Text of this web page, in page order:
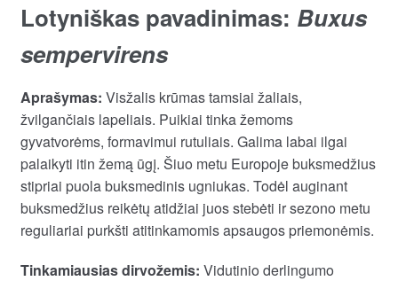
Lotyniškas pavadinimas: Buxus
sempervirens
Aprašymas: Visžalis krūmas tamsiai žaliais,
žvilgančiais lapeliais. Puikiai tinka žemoms
gyvatvorėms, formavimui rutuliais. Galima labai ilgai
palaikyti itin žemą ūgį. Šiuo metu Europoje buksmedžius
stipriai puola buksmedinis ugniukas. Todėl auginant
buksmedžius reikėtų atidžiai juos stebėti ir sezono metu
reguliariai purkšti atitinkamomis apsaugos priemonėmis.
Tinkamiausias dirvožemis: Vidutinio derlingumo